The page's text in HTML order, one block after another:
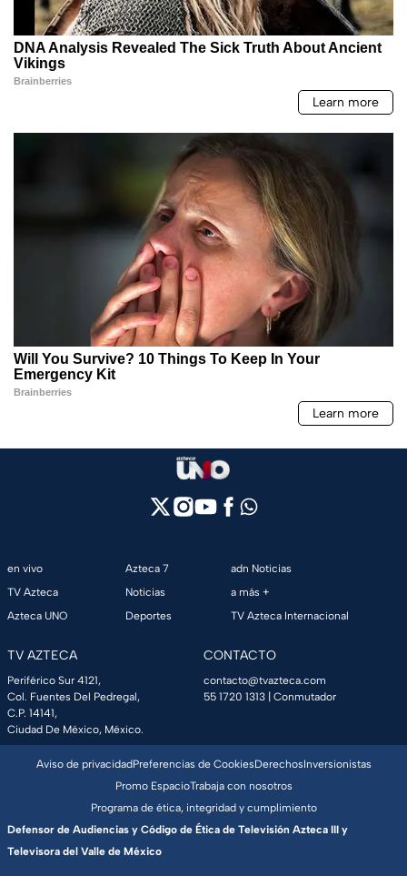
en vivo
TV Azteca
Azteca UNO
Azteca 7
Noticias
Deportes
adn Noticias
a más +
TV Azteca Internacional
TV AZTECA
Periférico Sur 4121,
Col. Fuentes Del Pedregal,
C.P. 14141,
Ciudad De México, México.
CONTACTO
contacto@tvazteca.com
55 1720 1313 | Conmutador
Aviso de privacidadPreferencias de CookiesDerechosInversionistas
Promo EspacioTrabaja con nosotros
Programa de ética, integridad y cumplimiento
Defensor de Audiencias y Código de Ética de Televisión Azteca III y
Televisora del Valle de México